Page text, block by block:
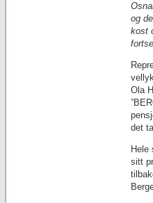
og
kost
Ola
det
Hele
sitt